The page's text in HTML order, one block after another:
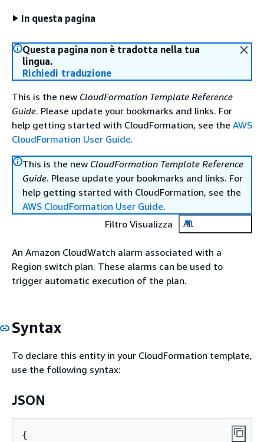
In questa pagina
Questa pagina non è tradotta nella tua
lingua.
Richiedi traduzione
This is the new CloudFormation Template Reference
Guide. Please update your bookmarks and links. For
help getting started with CloudFormation, see the AWS
CloudFormation User Guide.
This is the new CloudFormation Template Reference
Guide. Please update your bookmarks and links. For
help getting started with CloudFormation, see the
AWS CloudFormation User Guide.
Filtro Visualizza
All
An Amazon CloudWatch alarm associated with a
Region switch plan. These alarms can be used to
trigger automatic execution of the plan.
Syntax
To declare this entity in your CloudFormation template,
use the following syntax:
JSON
{